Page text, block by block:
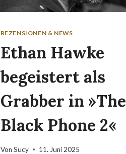
REZENSIONEN & NEWS
Ethan Hawke
begeistert als
Grabber in »The
Black Phone 2«
Von Sucy 11. Juni 2025